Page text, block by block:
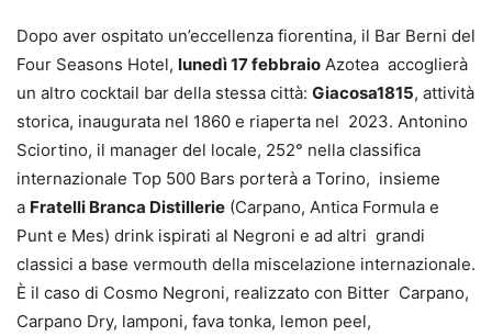
Dopo aver ospitato un’eccellenza fiorentina, il Bar Berni del
Four Seasons Hotel, lunedì 17 febbraio Azotea accoglierà
un altro cocktail bar della stessa città: Giacosa1815, attività
storica, inaugurata nel 1860 e riaperta nel 2023. Antonino
Sciortino, il manager del locale, 252° nella classifica
internazionale Top 500 Bars porterà a Torino, insieme
a Fratelli Branca Distillerie (Carpano, Antica Formula e
Punt e Mes) drink ispirati al Negroni e ad altri grandi
classici a base vermouth della miscelazione internazionale.
È il caso di Cosmo Negroni, realizzato con Bitter Carpano,
Carpano Dry, lamponi, fava tonka, lemon peel,